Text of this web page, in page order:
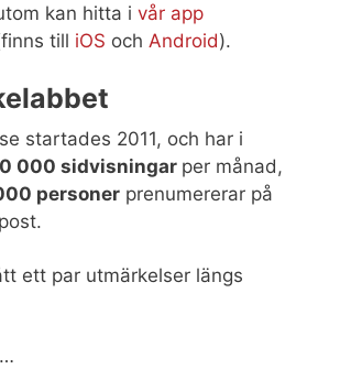
kan hitta i vår app
till iOS och Android).
startades 2011, och har i
000 sidvisningar per månad,
personer prenumererar på
ett par utmärkelser längs